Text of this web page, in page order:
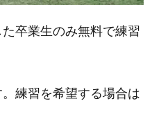
卒業生のみ無料で練習
練習を希望する場合は